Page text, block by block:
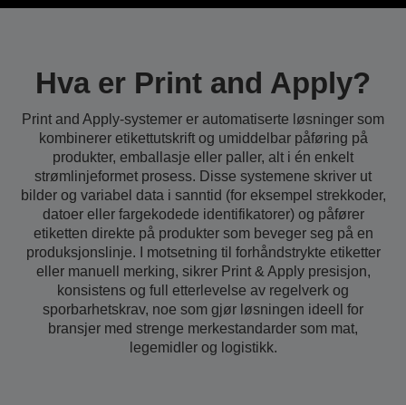
Hva er Print and Apply?
Print and Apply-systemer er automatiserte løsninger som
kombinerer etikettutskrift og umiddelbar påføring på
produkter, emballasje eller paller, alt i én enkelt
strømlinjeformet prosess. Disse systemene skriver ut
bilder og variabel data i sanntid (for eksempel strekkoder,
datoer eller fargekodede identifikatorer) og påfører
etiketten direkte på produkter som beveger seg på en
produksjonslinje. I motsetning til forhåndstrykte etiketter
eller manuell merking, sikrer Print & Apply presisjon,
konsistens og full etterlevelse av regelverk og
sporbarhetskrav, noe som gjør løsningen ideell for
bransjer med strenge merkestandarder som mat,
legemidler og logistikk.